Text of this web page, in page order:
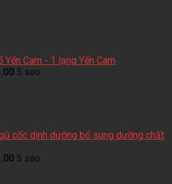
Yến Cam - 1 lạng Yến Cam
5 sao
cốc dinh dưỡng bổ sung dưỡng chất
5 sao